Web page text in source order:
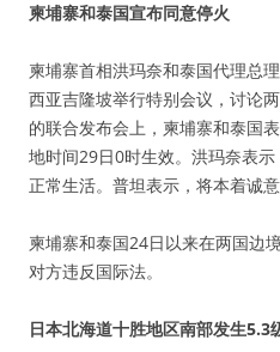
柬埔寨和泰国宣布同意停火
柬埔寨首相洪玛奈和泰国代理总
西亚吉隆坡举行特别会议，讨论
的联合发布会上，柬埔寨和泰国
地时间29日0时生效。洪玛奈表
正常生活。普坦表示，将本着诚意
柬埔寨和泰国24日以来在两国边
对方违反国际法。
日本北海道十胜地区南部发生5.3